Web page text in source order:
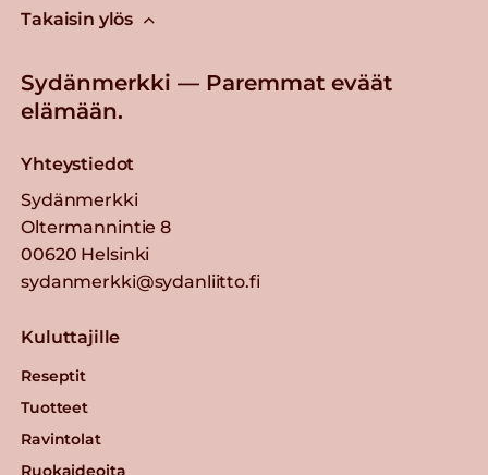
Takaisin ylös
Sydänmerkki — Paremmat eväät
elämään.
Yhteystiedot
Sydänmerkki
Oltermannintie 8
00620 Helsinki
sydanmerkki@sydanliitto.fi
Kuluttajille
Reseptit
Tuotteet
Ravintolat
Ruokaideoita